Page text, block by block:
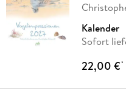
Kalender
Sofort
22,00 €*